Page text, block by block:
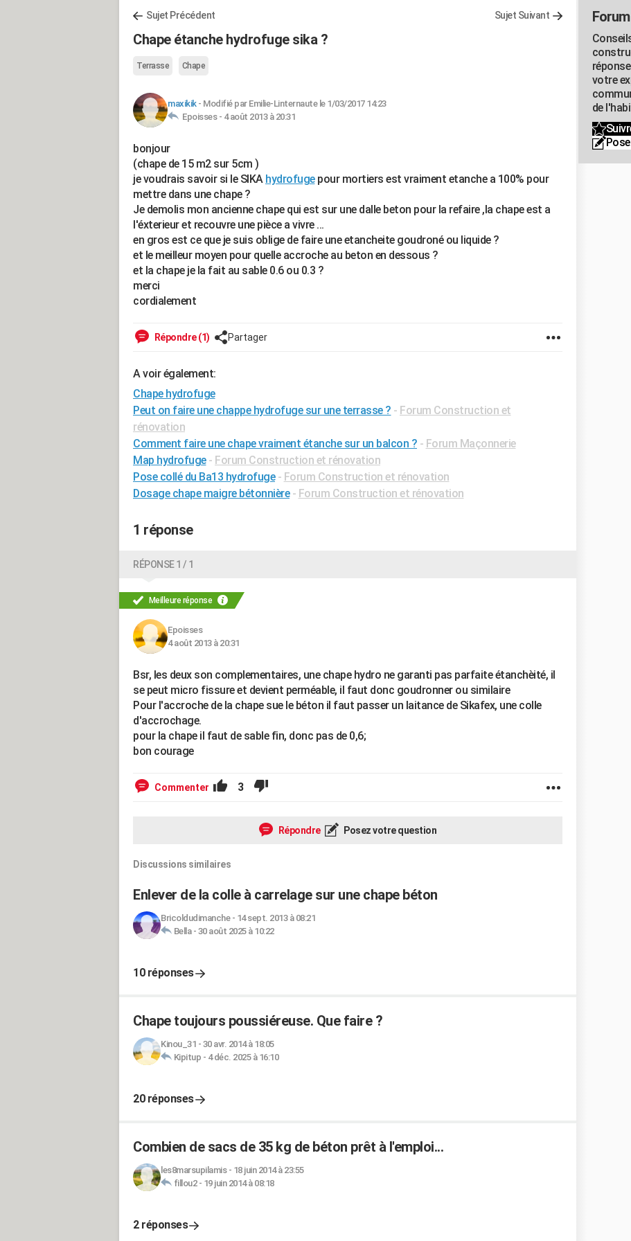
Sujet Précédent Sujet Suivant
Chape étanche hydrofuge sika ?
Terrasse Chape
maxikik- Modifié par Emilie-Linternaute le 1/03/2017 14:23
Epoisses - 4 août 2013 à 20:31
bonjour
(chape de 15 m2 sur 5cm )
je voudrais savoir si le SIKA hydrofugepour mortiers est vraiment etanche a 100% pour
mettre dans une chape ?
Je demolis mon ancienne chape qui est sur une dalle beton pour la refaire ,la chape est a
l'éxterieur et recouvre une pièce a vivre ...
en gros est ce que je suis oblige de faire une etancheite goudroné ou liquide ?
et le meilleur moyen pour quelle accroche au beton en dessous ?
et la chape je la fait au sable 0.6 ou 0.3 ?
merci
cordialement
Répondre (1) Partager
A voir également:
Chape hydrofuge
Peut on faire une chappe hydrofuge sur une terrasse ? - Forum Construction et
rénovation
Comment faire une chape vraiment étanche sur un balcon ? - Forum Maçonnerie
Map hydrofuge - Forum Construction et rénovation
Pose collé du Ba13 hydrofuge - Forum Construction et rénovation
Dosage chape maigre bétonnière - Forum Construction et rénovation
1 réponse
RÉPONSE 1 / 1
Meilleure réponse
Epoisses
4 août 2013 à 20:31
Bsr, les deux son complementaires, une chape hydro ne garanti pas parfaite étanchèité, il
se peut micro fissure et devient perméable, il faut donc goudronner ou similaire
Pour l'accroche de la chape sue le béton il faut passer un laitance de Sikafex, une colle
d'accrochage.
pour la chape il faut de sable fin, donc pas de 0,6;
bon courage
Commenter 3
Répondre Posez votre question
Discussions similaires
Enlever de la colle à carrelage sur une chape béton
Bricoldudimanche- 14 sept. 2013 à 08:21
Bella- 30 août 2025 à 10:22
10 réponses
Chape toujours poussiéreuse. Que faire ?
Kinou_31 - 30 avr. 2014 à 18:05
Kipitup - 4 déc. 2025 à 16:10
20 réponses
Combien de sacs de 35 kg de béton prêt à l'emploi...
les8marsupilamis- 18 juin 2014 à 23:55
fillou2- 19 juin 2014 à 08:18
2 réponses
votre
de